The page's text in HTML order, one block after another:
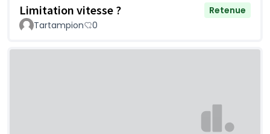
Limitation vitesse ?
Retenue
Tartampion
0